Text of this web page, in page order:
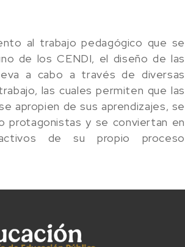
al trabajo pedagógico que se
de los CENDI, el diseño de las
a cabo a través de diversas
las cuales permiten que las
apropien de sus aprendizajes, se
protagonistas y se conviertan en
de su propio proceso